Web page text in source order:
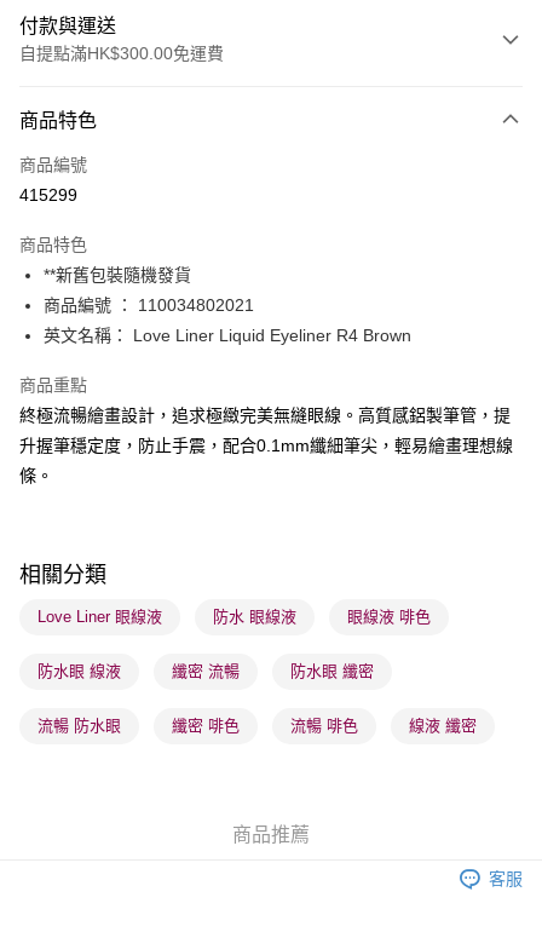
付款與運送
自提點滿HK$300.00免運費
信用卡
Apple Pay
PayMe
WeChat Pay
送貨方式
順豐自助櫃 - 確認發貨後1-3個工作天送達
每筆HK$65.00，滿HK$300.00或以上免運費
每筆HK$65.00，滿HK$300.00或以上免運費
確認發貨後1-3 工作天送達，訂單將隨機分配至SF順豐速運或京東
每筆HK$65.00，滿HK$300.00或以上免運費
(香港門市) 只顯示可選門市。確認發貨後2-5個工作天到店，3天內
(澳門門市) 只顯示可選門市。確認發貨後2-5個工作天到店，3天內
商品特色
商品編號
415299
商品特色
**新舊包裝隨機發貨
商品編號 ： 110034802021
英文名稱： Love Liner Liquid Eyeliner R4 Brown
商品重點
終極流暢繪畫設計，追求極緻完美無縫眼線。高質感鋁製筆管，提
升握筆穩定度，防止手震，配合0.1mm纖細筆尖，輕易繪畫理想線
條。
相關分類
Love Liner 眼線液 防水 眼線液 眼線液 啡色
防水眼 線液 纖密 流暢 防水眼 纖密
流暢 防水眼 纖密 啡色 流暢 啡色 線液 纖密
商品推薦
客服